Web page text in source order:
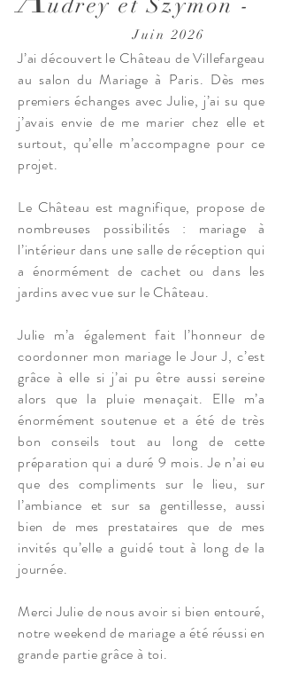
Juin 2026
J’ai découvert le Château de Villefargeau
au salon du Mariage à Paris. Dès mes
premiers échanges avec Julie, j’ai su que
j’avais envie de me marier chez elle et
surtout, qu’elle m’accompagne pour ce
projet.
Le Château est magnifique, propose de
nombreuses possibilités : mariage à
l’intérieur dans une salle de réception qui
a énormément de cachet ou dans les
jardins avec vue sur le Château.
Julie m’a également fait l’honneur de
coordonner mon mariage le Jour J, c’est
grâce à elle si j’ai pu être aussi sereine
alors que la pluie menaçait. Elle m’a
énormément soutenue et a été de très
bon conseils tout au long de cette
préparation qui a duré 9 mois. Je n’ai eu
que des compliments sur le lieu, sur
l’ambiance et sur sa gentillesse, aussi
bien de mes prestataires que de mes
invités qu’elle a guidé tout à long de la
journée.
Merci Julie de nous avoir si bien entouré,
notre weekend de mariage a été réussi en
grande partie grâce à toi.